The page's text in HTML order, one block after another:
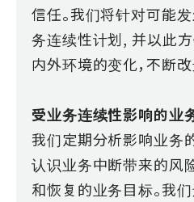
信任。我们将针对可能
务连续性计划, 并以此
内外环境的变化，不断改
受业务连续性影响的业
我们定期分析影响业务
认识业务中断带来的风
和恢复的业务目标。我